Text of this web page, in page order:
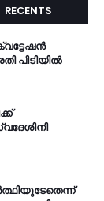
RECENTS
പിടിയിൽ